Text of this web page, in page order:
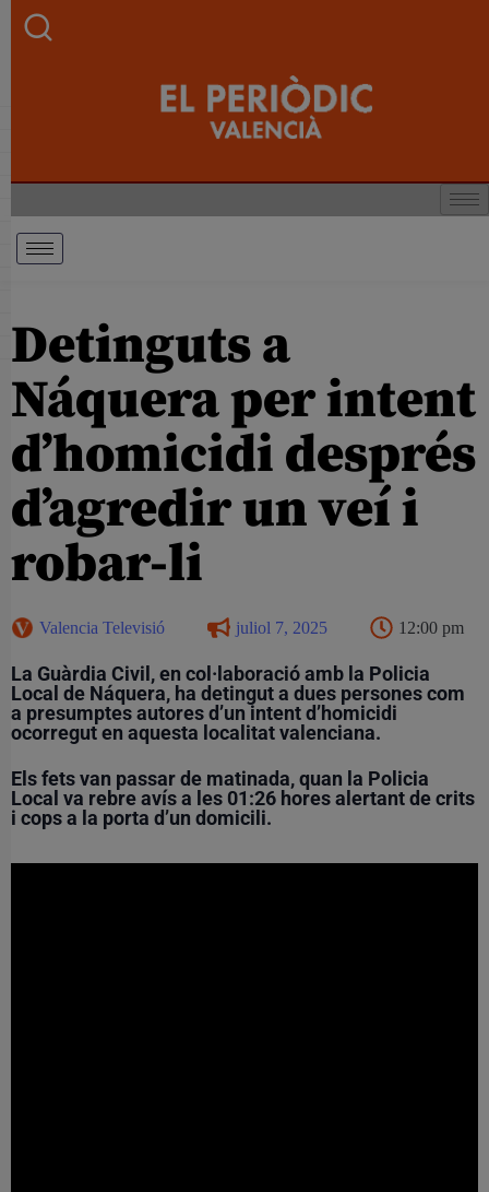
Detinguts a
Náquera per intent
d’homicidi després
d’agredir un veí i
robar-li
Valencia Televisió juliol 7, 2025 12:00 pm
La Guàrdia Civil, en col·laboració amb la Policia
Local de Náquera, ha detingut a dues persones com
a presumptes autores d’un intent d’homicidi
ocorregut en aquesta localitat valenciana.
Els fets van passar de matinada, quan la Policia
Local va rebre avís a les 01:26 horesalertant de crits
i cops a la porta d’un domicili.